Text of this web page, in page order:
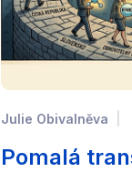
Julie Obivalněva
Pomalá